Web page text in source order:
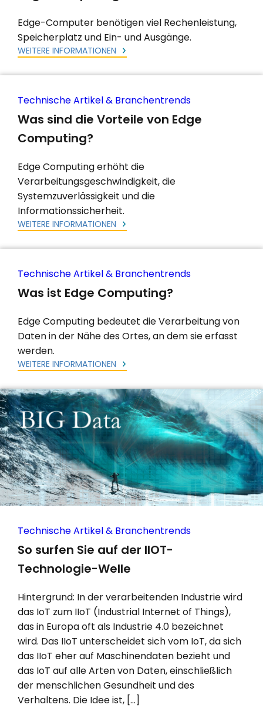
Edge-Computer benötigen viel Rechenleistung,
Speicherplatz und Ein- und Ausgänge.
WEITERE INFORMATIONEN
Technische Artikel & Branchentrends
Was sind die Vorteile von Edge
Computing?
Edge Computing erhöht die
Verarbeitungsgeschwindigkeit, die
Systemzuverlässigkeit und die
Informationssicherheit.
WEITERE INFORMATIONEN
Technische Artikel & Branchentrends
Was ist Edge Computing?
Edge Computing bedeutet die Verarbeitung von
Daten in der Nähe des Ortes, an dem sie erfasst
werden.
WEITERE INFORMATIONEN
Technische Artikel & Branchentrends
So surfen Sie auf der IIOT-
Technologie-Welle
Hintergrund: In der verarbeitenden Industrie wird
das IoT zum IIoT (Industrial Internet of Things),
das in Europa oft als Industrie 4.0 bezeichnet
wird. Das IIoT unterscheidet sich vom IoT, da sich
das IIoT eher auf Maschinendaten bezieht und
das IoT auf alle Arten von Daten, einschließlich
der menschlichen Gesundheit und des
Verhaltens. Die Idee ist, […]